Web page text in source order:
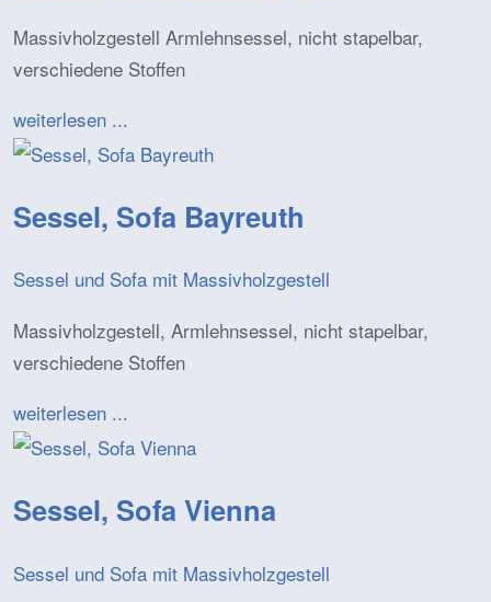
Massivholzgestell Armlehnsessel, nicht stapelbar,
verschiedene Stoffen
weiterlesen ...
Sessel, Sofa Bayreuth
Sessel und Sofa mit Massivholzgestell
Massivholzgestell, Armlehnsessel, nicht stapelbar,
verschiedene Stoffen
weiterlesen ...
Sessel, Sofa Vienna
Sessel und Sofa mit Massivholzgestell